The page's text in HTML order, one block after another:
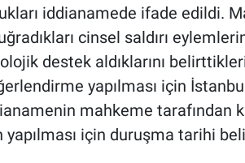
iddianamede ifade edildi.
cinsel saldırı
destek aldıklarını
yapılması için
mahkeme tarafından
yapılması için duruşma tarihi